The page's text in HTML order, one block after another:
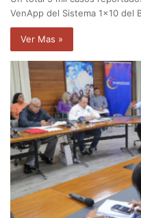
VenApp del Sistema 1×10 del
Ver Mas »